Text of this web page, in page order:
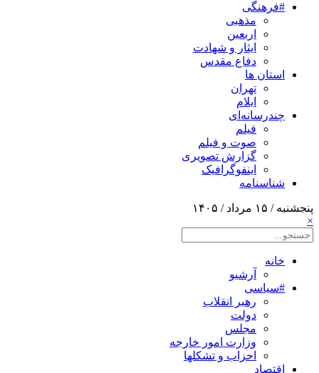
#فرهنگی
مذهبی
اربعین
ایثار و شهادت
دفاع مقدس
استان ها
تهران
ایلام
چندرسانه‌ای
فیلم
صوت و فیلم
گزارش تصویری
اینفوگرافیک
شناسنامه
پنجشنبه / ۱۵ مرداد / ۱۴۰۵
×
خانه
آرشیو
#سیاسی
رهبر انقلاب
دولت
مجلس
وزارت امور خارجه
احزاب و تشکلها
اقتصاد